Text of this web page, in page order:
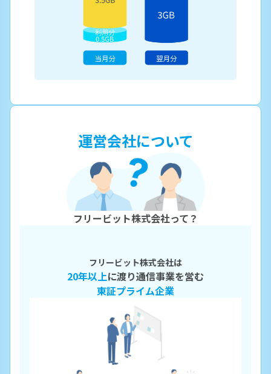
運営会社について
フリービット株式会社って？
フリービット株式会社は
20年以上に渡り通信事業を営む
東証プライム企業